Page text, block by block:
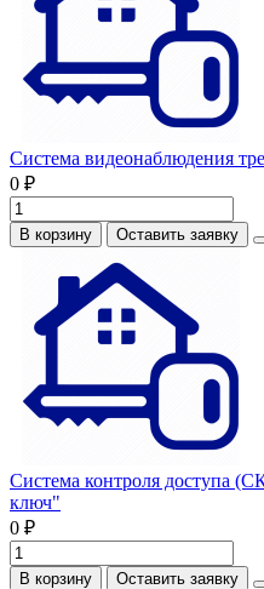
Система видеонаблюдения
0 ₽
В корзину Оставить заявку
Система контроля доступа
ключ"
0 ₽
В корзину Оставить заявку